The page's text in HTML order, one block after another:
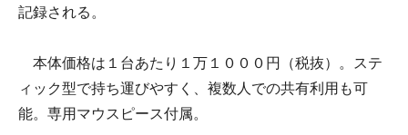
記録される。
本体価格は１台あたり１万１０００円（税抜）。ステ
ィック型で持ち運びやすく、複数人での共有利用も可
能。専用マウスピース付属。